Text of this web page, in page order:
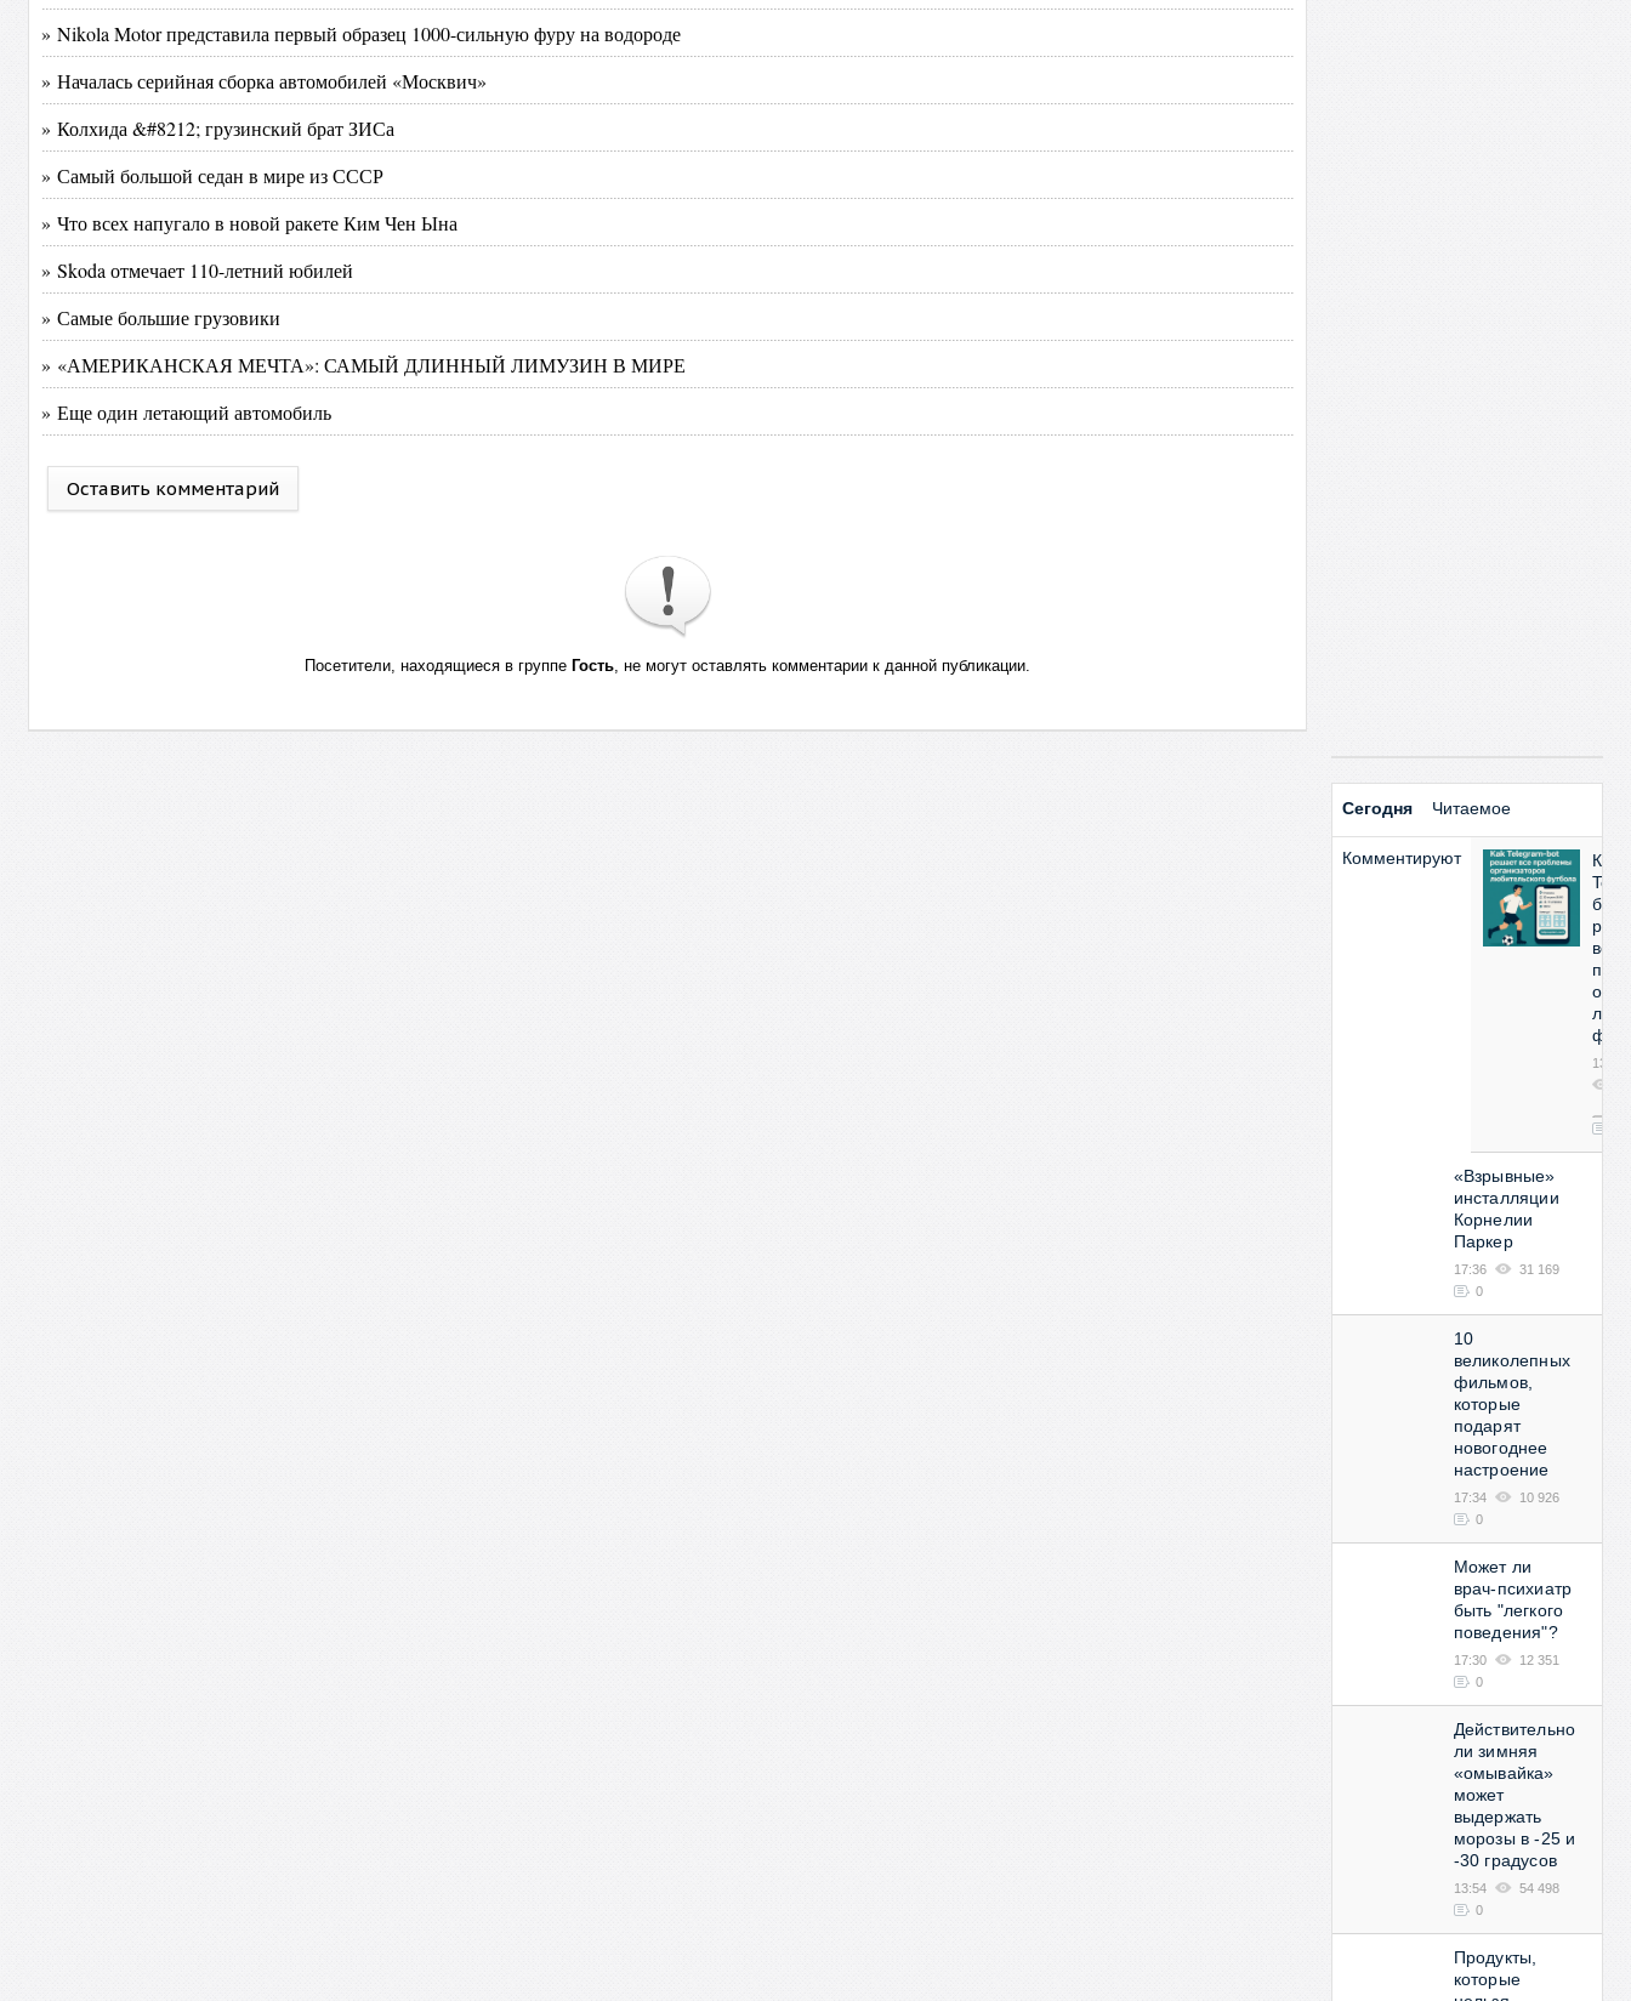
» Nikola Motor представила первый образец 1000-сильную фуру на водороде
» Началась серийная сборка автомобилей «Москвич»
» Колхида &#8212; грузинский брат ЗИСа
» Самый большой седан в мире из СССР
» Что всех напугало в новой ракете Ким Чен Ына
» Skoda отмечает 110-летний юбилей
» Самые большие грузовики
» «АМЕРИКАНСКАЯ МЕЧТА»: САМЫЙ ДЛИННЫЙ ЛИМУЗИН В МИРЕ
» Еще один летающий автомобиль
Оставить комментарий
Посетители, находящиеся в группе Гость, не могут оставлять комментарии к данной публикации.
Сегодня Читаемое
Комментируют
Как
бот
все
13:53
«Взрывные»
инсталляции
Корнелии
Паркер
17:36
31 169
0
10
великолепных
фильмов,
которые
подарят
новогоднее
настроение
17:34
10 926
0
Может ли
врач-психиатр
быть "легкого
поведения"?
17:30
12 351
0
Действительно
ли зимняя
«омывайка»
может
выдержать
морозы в -25 и
-30 градусов
13:54
54 498
0
Продукты,
которые